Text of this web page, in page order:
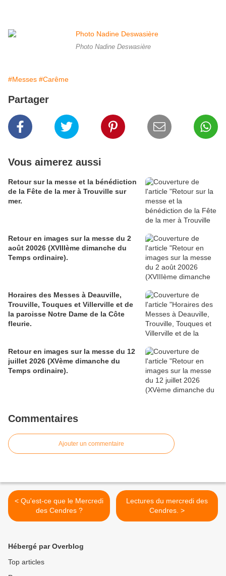
Photo Nadine Deswasière
#Messes #Carême
Partager
Vous aimerez aussi
Retour sur la messe et la bénédiction
de la Fête de la mer à Trouville sur
mer.
Retour en images sur la messe du 2
août 20026 (XVIIIème dimanche du
Temps ordinaire).
Horaires des Messes à Deauville,
Trouville, Touques et Villerville et de
la paroisse Notre Dame de la Côte
fleurie.
Retour en images sur la messe du 12
juillet 2026 (XVème dimanche du
Temps ordinaire).
Commentaires
Ajouter un commentaire
< Qu'est-ce que le Mercredi
des Cendres ?
Lectures du mercredi des
Cendres. >
Hébergé par Overblog
Top articles